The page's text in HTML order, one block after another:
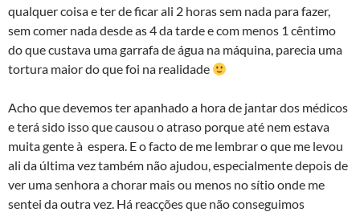
qualquer coisa e ter de ficar ali 2 horas sem nada para fazer,
sem comer nada desde as 4 da tarde e com menos 1 cêntimo
do que custava uma garrafa de água na máquina, parecia uma
tortura maior do que foi na realidade
Acho que devemos ter apanhado a hora de jantar dos médicos
e terá sido isso que causou o atraso porque até nem estava
muita gente à espera. E o facto de me lembrar o que me levou
ali da última vez também não ajudou, especialmente depois de
ver uma senhora a chorar mais ou menos no sí­tio onde me
sentei da outra vez. Há reacções que não conseguimos